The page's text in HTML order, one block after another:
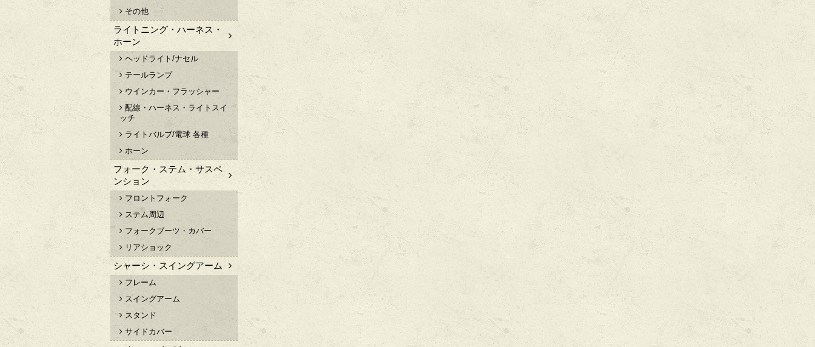
その他
ライトニング・ハーネス・
ホーン
ヘッドライト/ナセル
テールランプ
ウインカー・フラッシャー
配線・ハーネス・ライトスイ
ッチ
ライトバルブ/電球 各種
ホーン
フォーク・ステム・サスペ
ンション
フロントフォーク
ステム周辺
フォークブーツ・カバー
リアショック
シャーシ・スイングアーム
フレーム
スイングアーム
スタンド
サイドカバー